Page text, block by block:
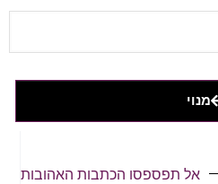
מנוי
אל תפספסו הכתבות האהובות